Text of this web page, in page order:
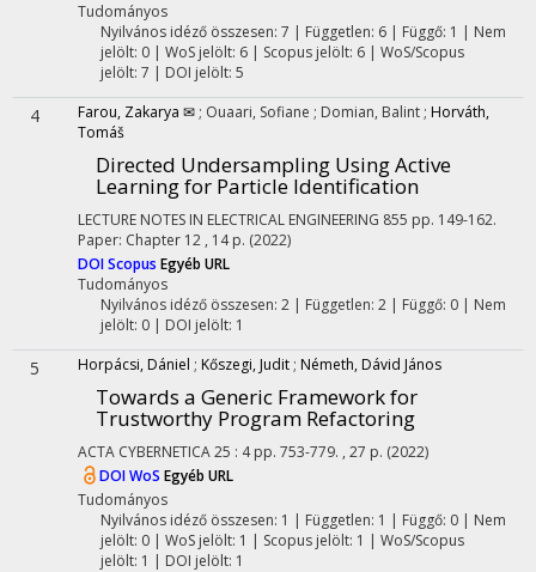
Tudományos
Nyilvános idéző összesen: 7 | Független: 6 | Függő: 1 | Nem
jelölt: 0 | WoS jelölt: 6 | Scopus jelölt: 6 | WoS/Scopus
jelölt: 7 | DOI jelölt: 5
4 Farou, Zakarya ✉ ; Ouaari, Sofiane ; Domian, Balint ; Horváth,
Tomáš
Directed Undersampling Using Active
Learning for Particle Identification
LECTURE NOTES IN ELECTRICAL ENGINEERING 855 pp. 149-162.
Paper: Chapter 12 , 14 p. (2022)
DOIScopus Egyéb URL
Tudományos
Nyilvános idéző összesen: 2| Független: 2 | Függő: 0 | Nem
jelölt: 0 | DOI jelölt: 1
5 Horpácsi, Dániel ; Kőszegi, Judit ; Németh, Dávid János
Towards a Generic Framework for
Trustworthy Program Refactoring
ACTA CYBERNETICA25 : 4 pp. 753-779. , 27 p. (2022)
DOIWoS Egyéb URL
Tudományos
Nyilvános idéző összesen: 1 | Független: 1 | Függő: 0 | Nem
jelölt: 0 | WoS jelölt: 1 | Scopus jelölt: 1 | WoS/Scopus
jelölt: 1 | DOI jelölt: 1